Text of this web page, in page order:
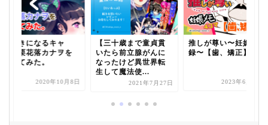
【好きになるキャ
ラ】栗花落カナヲを
描いてみた。
2020年10月8日
【三十歳まで童貞貫
いたら前立腺がんに
なったけど異世界転
生して魔法使...
2021年7月27日
推しが尊い〜妊娠記
録〜【歯、矯正】
2023年6月23日